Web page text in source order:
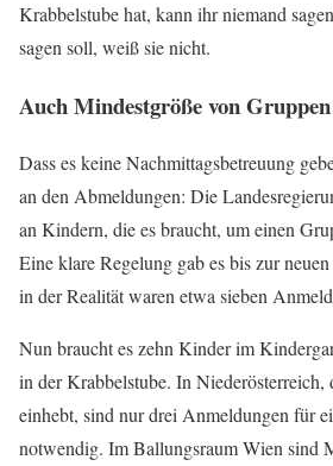
Krabbelstube hat, kann ihr niemand
sagen soll, weiß sie nicht.
Auch Mindestgröße von
Dass es keine Nachmittagsbetreuung
an den Abmeldungen: Die
an Kindern, die es braucht, um einen
Eine klare Regelung gab es bis zur
in der Realität waren etwa sieben
Nun braucht es zehn Kinder im
in der Krabbelstube. In Niederösterreich,
einhebt, sind nur drei Anmeldungen für
notwendig. Im Ballungsraum Wien sind